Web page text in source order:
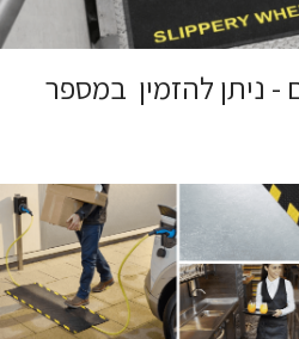
- ניתן להזמין במספר